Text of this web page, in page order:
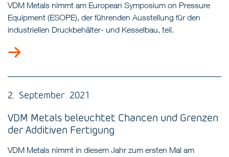
VDM Metals nimmt am European Symposium on Pressure
Equipment (ESOPE), der führenden Ausstellung für den
industriellen Druckbehälter- und Kesselbau, teil.
2. September 2021
VDM Metals beleuchtet Chancen und Grenzen
der Additiven Fertigung
VDM Metals nimmt in diesem Jahr zum ersten Mal am